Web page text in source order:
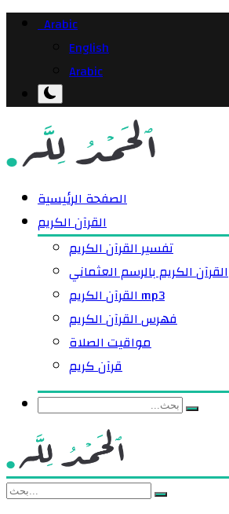
Arabic
English
Arabic
الصفحة الرئيسية
القرآن الكريم
تفسير القرآن الكريم
القرآن الكريم بالرسم العثماني
القرآن الكريم mp3
فهرس القرآن الكريم
مواقيت الصلاة
قرآن كريم